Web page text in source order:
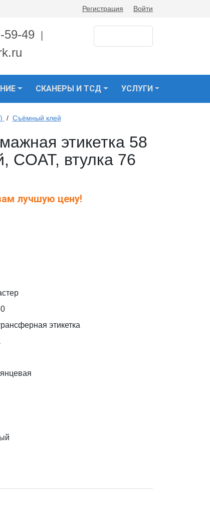
Регистрация Войти
59-49
СКАНЕРЫ И ТСД УСЛУГИ
/ Съёмный клей
этикетка 58
втулка 76
лучшую цену!
этикетка